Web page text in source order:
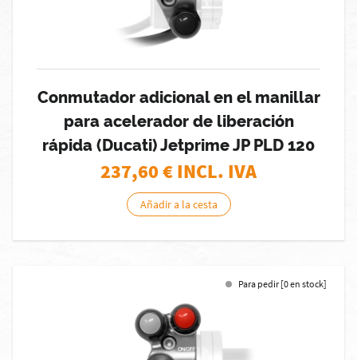
Conmutador adicional en el manillar
para acelerador de liberación
rápida (Ducati) Jetprime JP PLD 120
237,60€ INCL. IVA
Añadir a la cesta
Para pedir [0 en stock]